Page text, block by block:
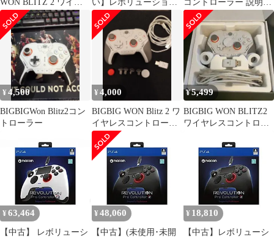
WON BLITZ 2 ワイヤ
レスコントローラー
い】レボリューション
プロ コントローラー2
mxn26g8
コントローラー 説明必
読
¥4,500
BIGBIGWon Blitz2コン
トローラー
¥4,000
BIGBIG WON Blitz 2 ワ
イヤレスコントローラ
ー 本体
¥5,499
BIGBIG WON BLITZ2
ワイヤレスコントロー
¥ 63,464
【中古】 レボリューシ
¥ 48,060
【中古】(未使用･未開
¥ 18,810
【中古】レボリューシ